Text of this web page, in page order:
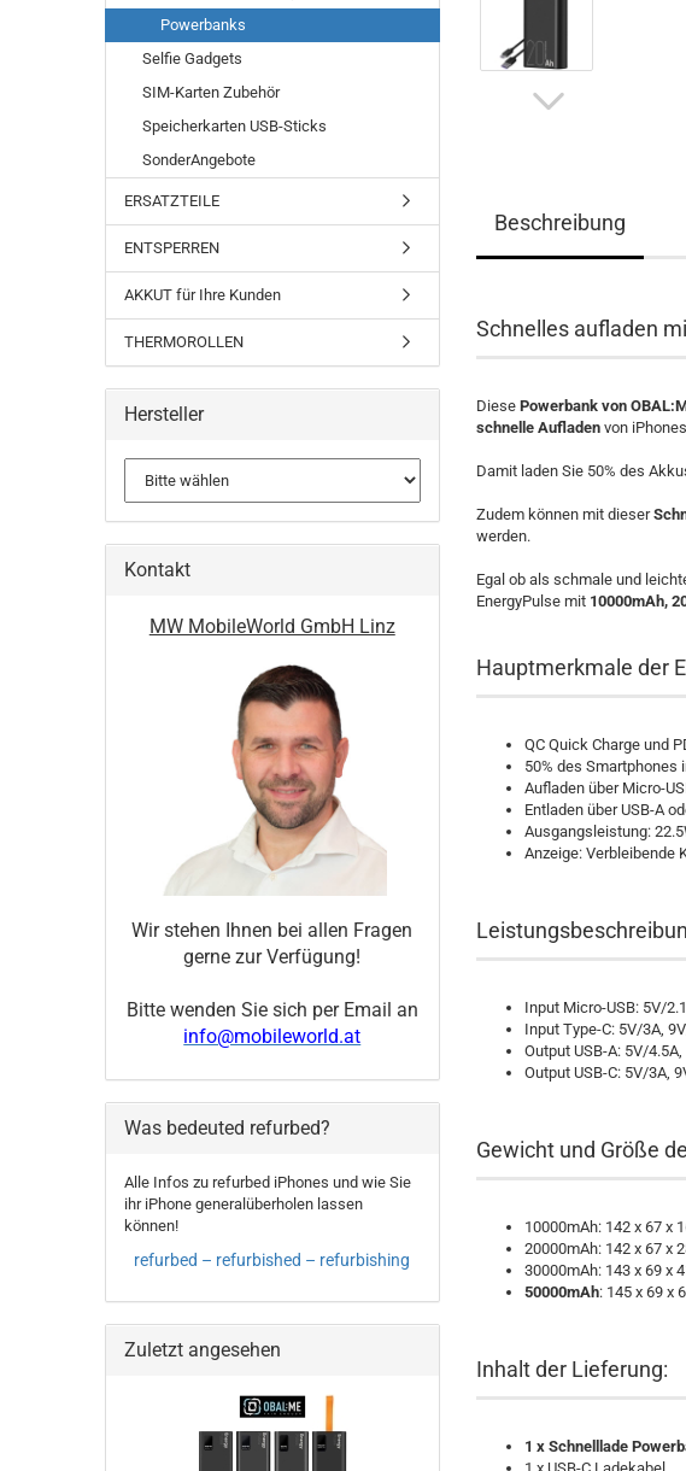
Beschreibung
Schnelles aufladen
Diese Powerbank von
schnelle Aufladenvon
Damit laden Sie 50% des
Zudem können mit dieser
werden.
Egal ob als schmale und
EnergyPulse mit 10000mAh,
Hauptmerkmale der
QC Quick Charge und
50% des Smartphones
Aufladen über Micro-
Entladen über USB-A
Ausgangsleistung:
Anzeige: Verbleibende
Input Micro-USB: 5V/
Input Type-C: 5V/3A,
Output USB-A: 5V/
Output USB-C: 5V/3A,
Gewicht und Größe
10000mAh: 142 x 67 x
20000mAh: 142 x 67 x
30000mAh: 143 x 69 x
50000mAh: 145 x 69 x
Inhalt der Lieferung:
1 x Schnelllade
Powerbanks
Selfie Gadgets
SIM-Karten Zubehör
Speicherkarten USB-Sticks
SonderAngebote
ERSATZTEILE
ENTSPERREN
AKKUT für Ihre Kunden
THERMOROLLEN
Hersteller
Kontakt
MW MobileWorld GmbH Linz
Wir stehen Ihnen bei allen Fragen
gerne zur Verfügung!
Bitte wenden Sie sich per Email an
info@mobileworld.at
Was bedeuted refurbed?
Alle Infos zu refurbed iPhones und wie Sie
ihr iPhone generalüberholen lassen
können!
refurbed – refurbished – refurbishing
Zuletzt angesehen